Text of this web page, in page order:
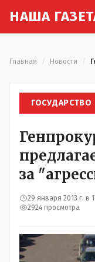
НАША Г
Главная Новости
ГОСУДАРСТВО
за
29 января 2013 г. в
2924 просмотра